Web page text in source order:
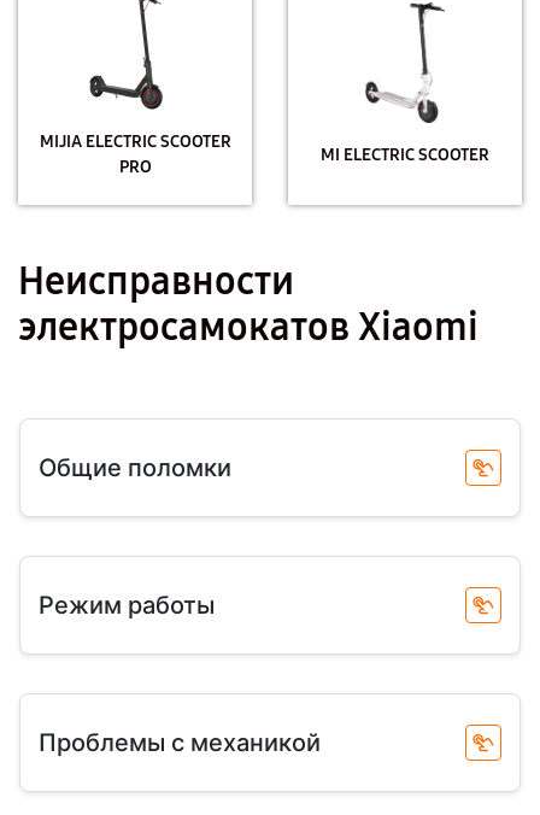
MIJIA ELECTRIC SCOOTER
PRO
MI ELECTRIC SCOOTER
Неисправности
электросамокатов Xiaomi
Общие поломки
Режим работы
Проблемы с механикой